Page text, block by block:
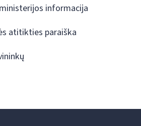
informacija
atitikties paraiška